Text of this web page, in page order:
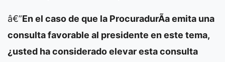
â€”En el caso de que la ProcuradurÃ­a emita una
consulta favorable al presidente en este tema,
¿usted ha considerado elevar esta consulta